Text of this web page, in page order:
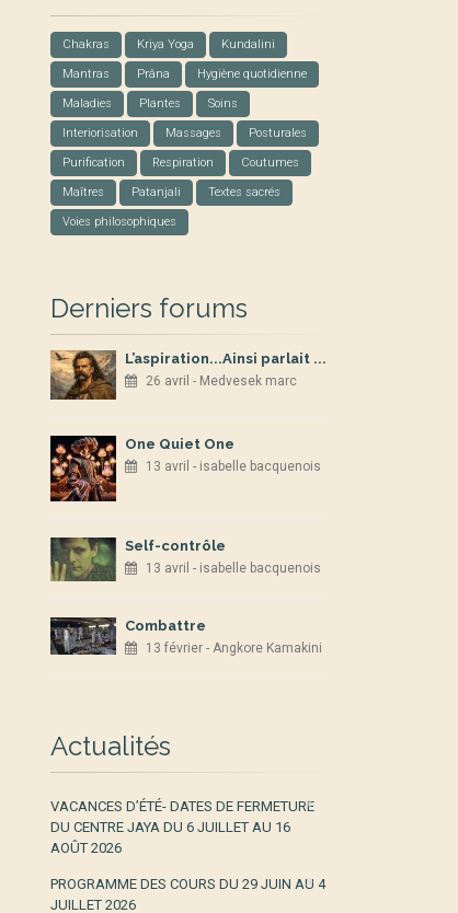
Chakras Kriya Yoga Kundalini
Mantras Prâna Hygiène quotidienne
Maladies Plantes Soins
Interiorisation Massages Posturales
Purification Respiration Coutumes
Maîtres Patanjali Textes sacrés
Voies philosophiques
Derniers forums
L’aspiration...Ainsi parlait ...
26 avril - Medvesek marc
One Quiet One
13 avril - isabelle bacquenois
Self-contrôle
13 avril - isabelle bacquenois
Combattre
13 février - Angkore Kamakini
Actualités
VACANCES D’ÉTÉ- DATES DE FERMETURE
DU CENTRE JAYA DU 6 JUILLET AU 16
AOÛT 2026
PROGRAMME DES COURS DU 29 JUIN AU 4
JUILLET 2026